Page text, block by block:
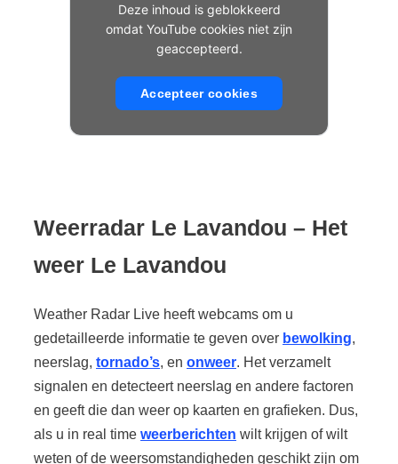
Deze inhoud is geblokkeerd
omdat YouTube cookies niet zijn
geaccepteerd.
Accepteer cookies
Weerradar Le Lavandou – Het
weer Le Lavandou
Weather Radar Live heeft webcams om u
gedetailleerde informatie te geven over bewolking,
neerslag, tornado’s, en onweer. Het verzamelt
signalen en detecteert neerslag en andere factoren
en geeft die dan weer op kaarten en grafieken. Dus,
als u in real time weerberichten wilt krijgen of wilt
weten of de weersomstandigheden geschikt zijn om